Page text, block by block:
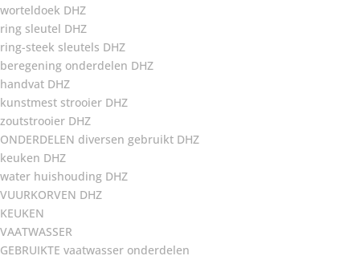
worteldoek DHZ
ring sleutel DHZ
ring-steek sleutels DHZ
beregening onderdelen DHZ
handvat DHZ
kunstmest strooier DHZ
zoutstrooier DHZ
ONDERDELEN diversen gebruikt DHZ
keuken DHZ
water huishouding DHZ
VUURKORVEN DHZ
KEUKEN
VAATWASSER
GEBRUIKTE vaatwasser onderdelen